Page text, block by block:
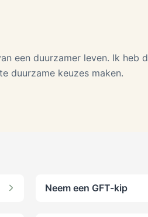
een duurzamer leven. Ik heb
duurzame keuzes maken.
Neem een GFT-kip